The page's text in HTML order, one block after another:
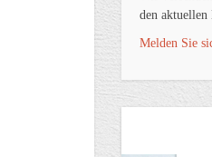
den aktuellen
Melden Sie